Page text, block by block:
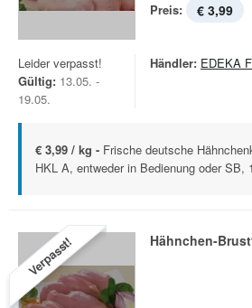
Preis: € 3,99
Leider verpasst!
Gültig: 13.05. -
19.05.
Händler: EDEKA
€ 3,99 / kg - Frische deutsche
HKL A, entweder in Bedienung oder SB,
Verpasst! Hähnchen-